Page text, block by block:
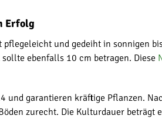
Erfolg
pflegeleicht und gedeiht in sonnigen
ebenfalls 10 cm betragen. Diese
und garantieren kräftige Pflanzen.
zurecht. Die Kulturdauer beträgt